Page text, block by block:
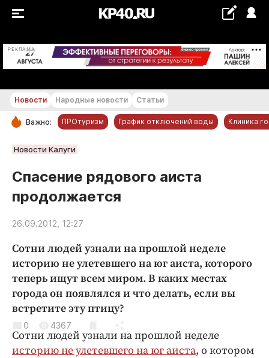
РЕКЛАМА +16...+17 °С
РУБРИКИ
Новости компаний
Статьи
Народные новости
Авто и транспорт
Благоустройство
Криминал
Культура
Недвижимость и ЖКХ
Образование
Общество
Новости Народные новости Статьи
Важно: ПРОтуризм График отключений воды Клиника
Новости Калуги
Спасение рядового аиста
продолжается
26.09.2012, 12:27
Сотни людей узнали на прошлой неделе
историю не улетевшего на юг аиста, которого
теперь ищут всем миром. В каких местах
города он появлялся и что делать, если вы
встретите эту птицу?
0 4367
Сотни людей узнали на прошлой неделе
историю не улетевшего на юг аиста, о котором